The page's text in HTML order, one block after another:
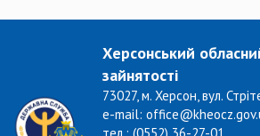
Херсонський
зайнятості
73027, м. Херсон, вул.
e-mail: